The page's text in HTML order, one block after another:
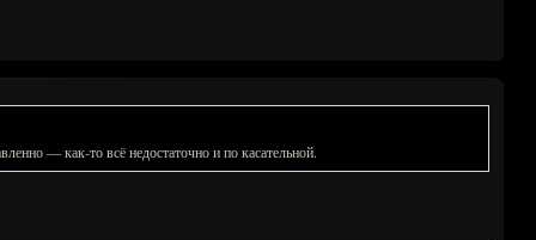
— как-то всё недостаточно и по касательной.